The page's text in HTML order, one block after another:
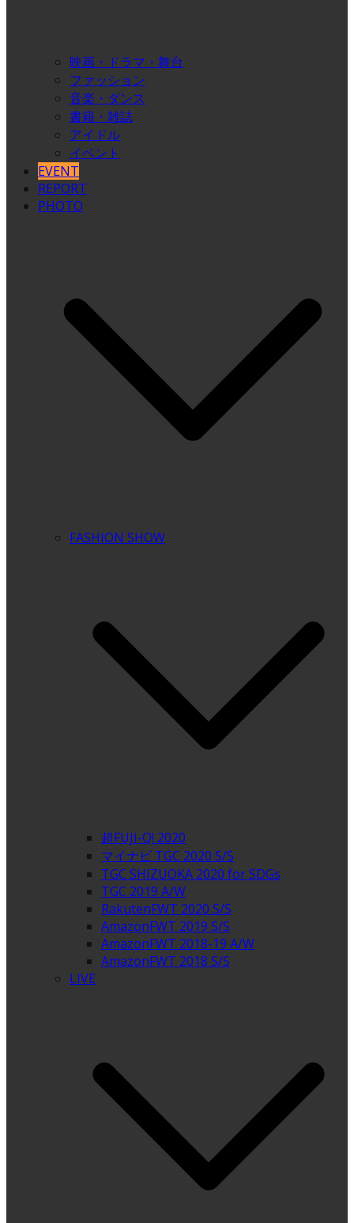
映画・ドラマ・舞台
ファッション
音楽・ダンス
書籍・雑誌
アイドル
イベント
EVENT
REPORT
PHOTO
FASHION SHOW
超FUJI-Q! 2020
マイナビ TGC 2020 S/S
TGC SHIZUOKA 2020 for SDGs
TGC 2019 A/W
RakutenFWT 2020 S/S
AmazonFWT 2019 S/S
AmazonFWT 2018-19 A/W
AmazonFWT 2018 S/S
LIVE